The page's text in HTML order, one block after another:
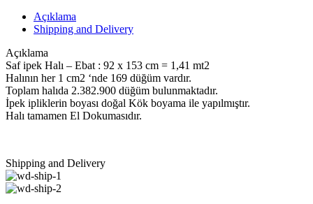
Açıklama
Shipping and Delivery
Açıklama
Saf ipek Halı – Ebat : 92 x 153 cm = 1,41 mt2
Halının her 1 cm2 ‘nde 169 düğüm vardır.
Toplam halıda 2.382.900 düğüm bulunmaktadır.
İpek ipliklerin boyası doğal Kök boyama ile yapılmıştır.
Halı tamamen El Dokumasıdır.
Shipping and Delivery